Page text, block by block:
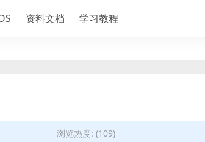
资料文档 学习教程
浏览热度: (109)